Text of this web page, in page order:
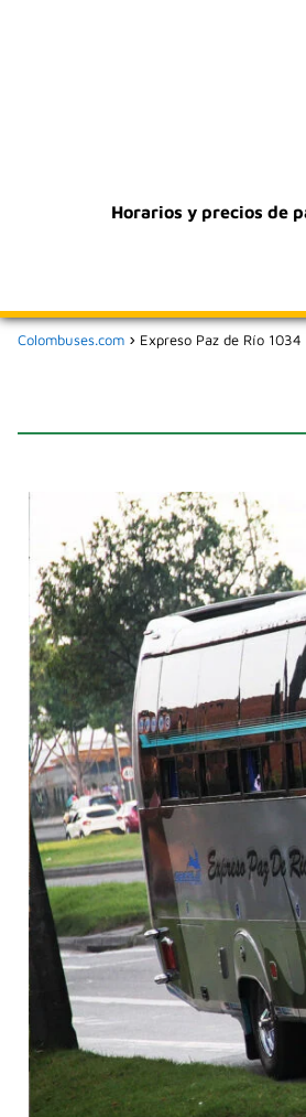
Horarios y precios de
Colombuses.com Expreso Paz de Río 1034